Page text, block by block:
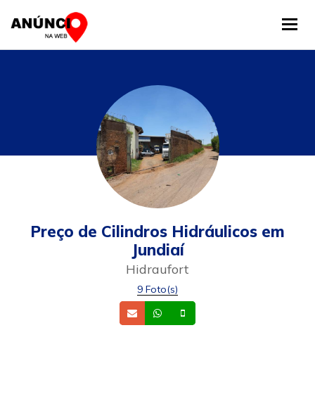
Preço de Cilindros Hidráulicos em
Jundiaí
Hidraufort
9 Foto(s)
Email Whatsapp